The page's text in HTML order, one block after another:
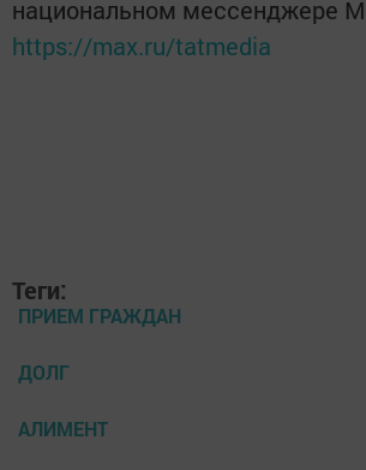
национальном мессенджере
https://max.ru/tatmedia
Теги:
ПРИЕМ ГРАЖДАН
ДОЛГ
АЛИМЕНТ